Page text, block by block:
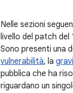
Nelle sezioni
livello del patch del
Sono presenti una
vulnerabilità, la
pubblica che ha
riguardano un